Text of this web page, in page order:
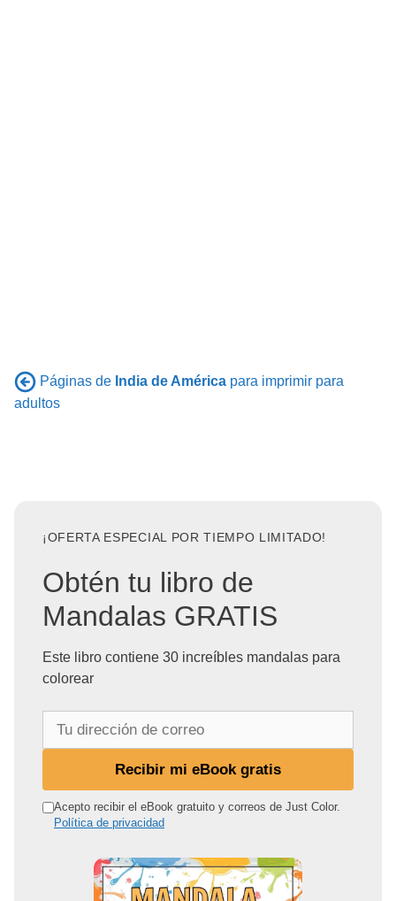
Páginas de India de América para imprimir para
adultos
¡OFERTA ESPECIAL POR TIEMPO LIMITADO!
Obtén tu libro de
Mandalas GRATIS
Este libro contiene 30 increíbles mandalas para
colorear
r
Recibir mi eBook gratis
Acepto recibir el eBook gratuito y correos de Just Color.
Política de privacidad